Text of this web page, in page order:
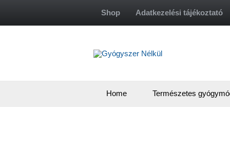
Shop Adatkezelési tájékoztató
Home Természetes